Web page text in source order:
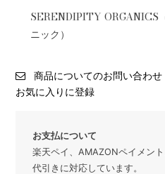
SERENDIPITY ORGANICS
ニック）
商品についてのお問い合わせ
お気に入りに登録
お支払について
楽天ペイ、AMAZONペイメン
代引きに対応しています。